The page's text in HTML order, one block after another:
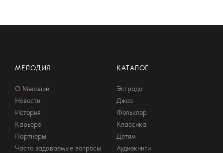
МЕЛОДИЯ
О Мелодии
Новости
История
Карьера
Партнеры
Часто задаваемые вопросы
КАТАЛОГ
Эстрада
Джаз
Фольклор
Классика
Детям
Аудиокниги